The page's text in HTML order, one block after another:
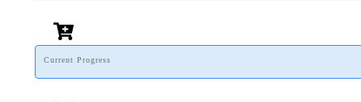
Current Progress